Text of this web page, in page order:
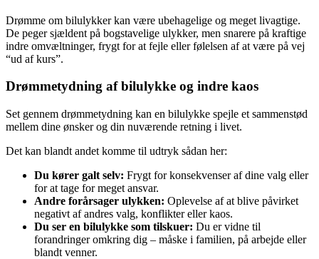
Drømme om bilulykker kan være ubehagelige og meget livagtige.
De peger sjældent på bogstavelige ulykker, men snarere på kraftige
indre omvæltninger, frygt for at fejle eller følelsen af at være på vej
“ud af kurs”.
Drømmetydning af bilulykke og indre kaos
Set gennem drømmetydning kan en bilulykke spejle et sammenstød
mellem dine ønsker og din nuværende retning i livet.
Det kan blandt andet komme til udtryk sådan her:
Du kører galt selv: Frygt for konsekvenser af dine valg eller
for at tage for meget ansvar.
Andre forårsager ulykken: Oplevelse af at blive påvirket
negativt af andres valg, konflikter eller kaos.
Du ser en bilulykke som tilskuer: Du er vidne til
forandringer omkring dig – måske i familien, på arbejde eller
blandt venner.